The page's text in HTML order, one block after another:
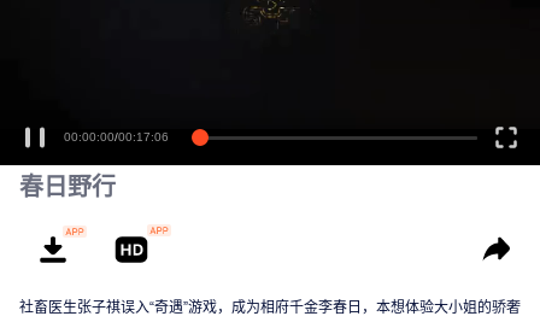
00:00:00/00:17:06
春日野行
社畜医生张子祺误入“奇遇”游戏，成为相府千金李春日，本想体验大小姐的骄奢